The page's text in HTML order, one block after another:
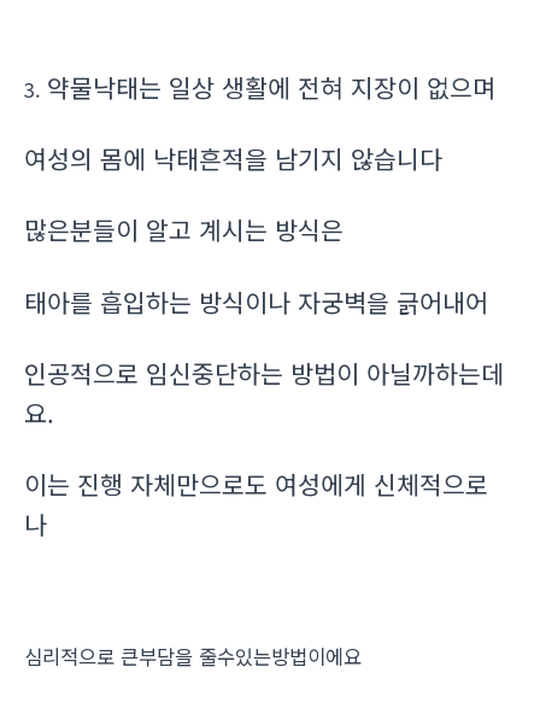
3. 약물낙태는 일상 생활에 전혀 지장이 없으며
여성의 몸에 낙태흔적을 남기지 않습니다
많은분들이 알고 계시는 방식은
태아를 흡입하는 방식이나 자궁벽을 긁어내어
인공적으로 임신중단하는 방법이 아닐까하는데
요.
이는 진행 자체만으로도 여성에게 신체적으로
나
심리적으로 큰부담을 줄수있는방법이에요